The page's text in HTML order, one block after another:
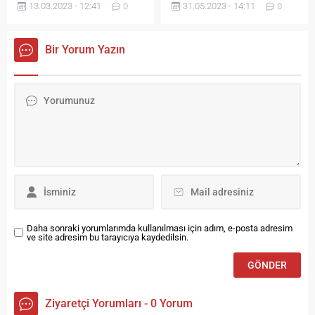
müşteri portföyüne ünlü
devam ediyor.
13.03.2023 - 12:41 0 31.05.2023 - 14:11 0
Bir Yorum Yazın
Daha sonraki yorumlarımda kullanılması için adım, e-posta adresim
ve site adresim bu tarayıcıya kaydedilsin.
Ziyaretçi Yorumları - 0 Yorum